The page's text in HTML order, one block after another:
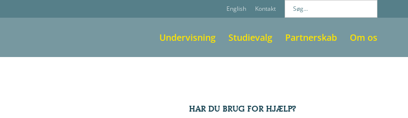
English Kontakt
Undervisning Studievalg Partnerskab Om os
HAR DU BRUG FOR HJÆLP?